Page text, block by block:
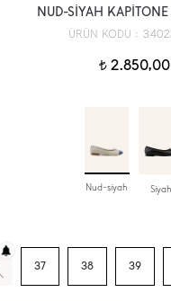
NUD-SİYAH KAPİTONE
ÜRÜN KODU :
t2.850,00
Nud-siyah Siyah
37 38 39